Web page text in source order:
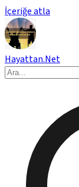
İçeriğe atla
Hayattan.Net